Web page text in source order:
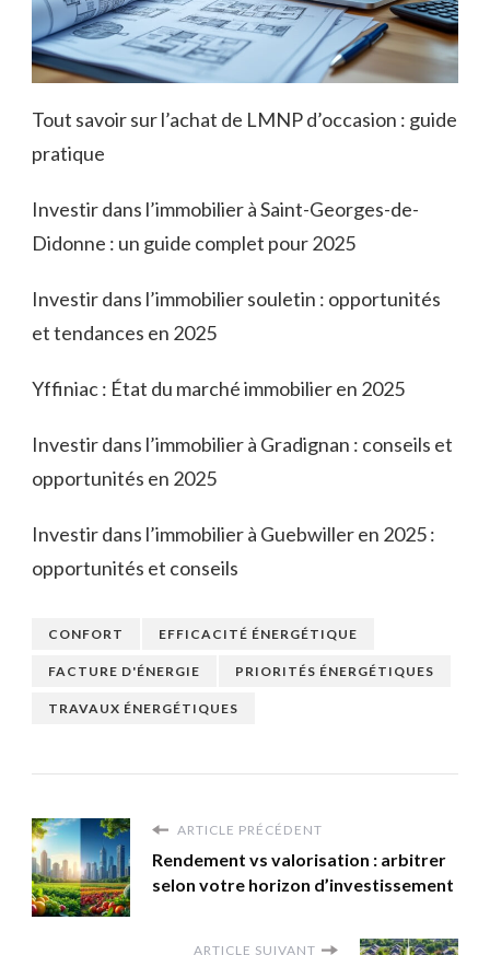
Tout savoir sur l’achat de LMNP d’occasion : guide
pratique
Investir dans l’immobilier à Saint-Georges-de-
Didonne : un guide complet pour 2025
Investir dans l’immobilier souletin : opportunités
et tendances en 2025
Yffiniac : État du marché immobilier en 2025
Investir dans l’immobilier à Gradignan : conseils et
opportunités en 2025
Investir dans l’immobilier à Guebwiller en 2025 :
opportunités et conseils
CONFORT EFFICACITÉ ÉNERGÉTIQUE
FACTURE D'ÉNERGIE PRIORITÉS ÉNERGÉTIQUES
TRAVAUX ÉNERGÉTIQUES
ARTICLE PRÉCÉDENT
Rendement vs valorisation : arbitrer
selon votre horizon d’investissement
ARTICLE SUIVANT